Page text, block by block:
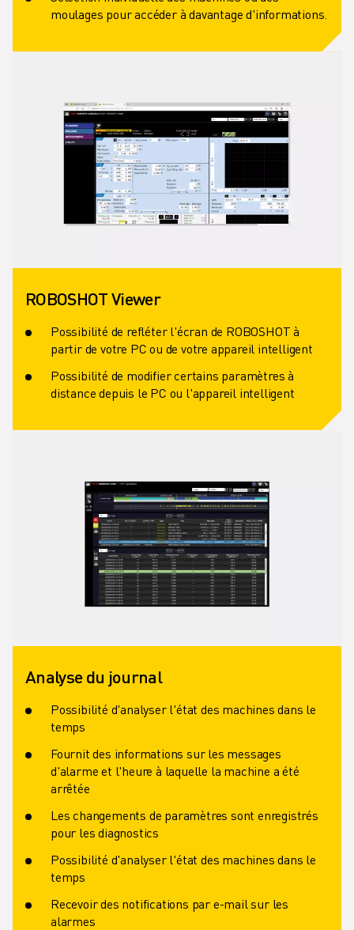
moulages pour accéder à davantage d'informations.
ROBOSHOT Viewer
Possibilité de refléter l'écran de ROBOSHOT à
partir de votre PC ou de votre appareil intelligent
Possibilité de modifier certains paramètres à
distance depuis le PC ou l'appareil intelligent
Analyse du journal
Possibilité d'analyser l'état des machines dans le
temps
Fournit des informations sur les messages
d'alarme et l'heure à laquelle la machine a été
arrêtée
Les changements de paramètres sont enregistrés
pour les diagnostics
Possibilité d'analyser l'état des machines dans le
temps
Recevoir des notifications par e-mail sur les
alarmes